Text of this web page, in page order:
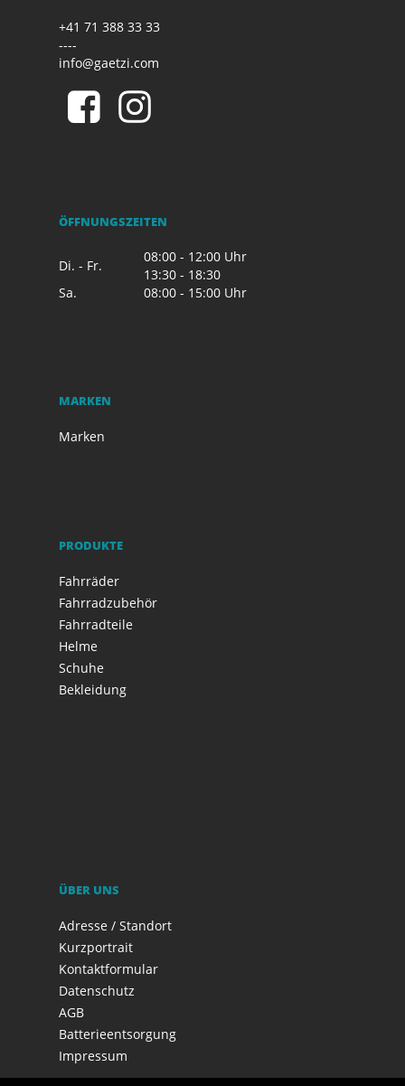
+41 71 388 33 33
----
info@gaetzi.com
ÖFFNUNGSZEITEN
Di. - Fr.
08:00 - 12:00 Uhr
13:30 - 18:30
Sa.
08:00 - 15:00 Uhr
MARKEN
Marken
PRODUKTE
Fahrräder
Fahrradzubehör
Fahrradteile
Helme
Schuhe
Bekleidung
ÜBER UNS
Adresse / Standort
Kurzportrait
Kontaktformular
Datenschutz
AGB
Batterieentsorgung
Impressum